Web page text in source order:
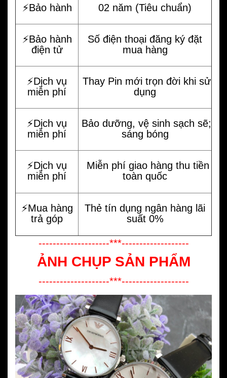
⚡️Bảo hành 02 năm (Tiêu chuẩn)
⚡️Bảo hành
điện tử
Số điện thoại đăng ký đặt
mua hàng
⚡️Dịch vụ
miễn phí
Thay Pin mới trọn đời khi sử
dụng
⚡️Dịch vụ
miễn phí
Bảo dưỡng, vệ sinh sạch sẽ;
sáng bóng
⚡️Dịch vụ
miễn phí
Miễn phí giao hàng thu tiền
toàn quốc
⚡️Mua hàng
trả góp
Thẻ tín dụng ngân hàng lãi
suất 0%
--------------------***-------------------
ẢNH CHỤP SẢN PHẨM
--------------------***-------------------